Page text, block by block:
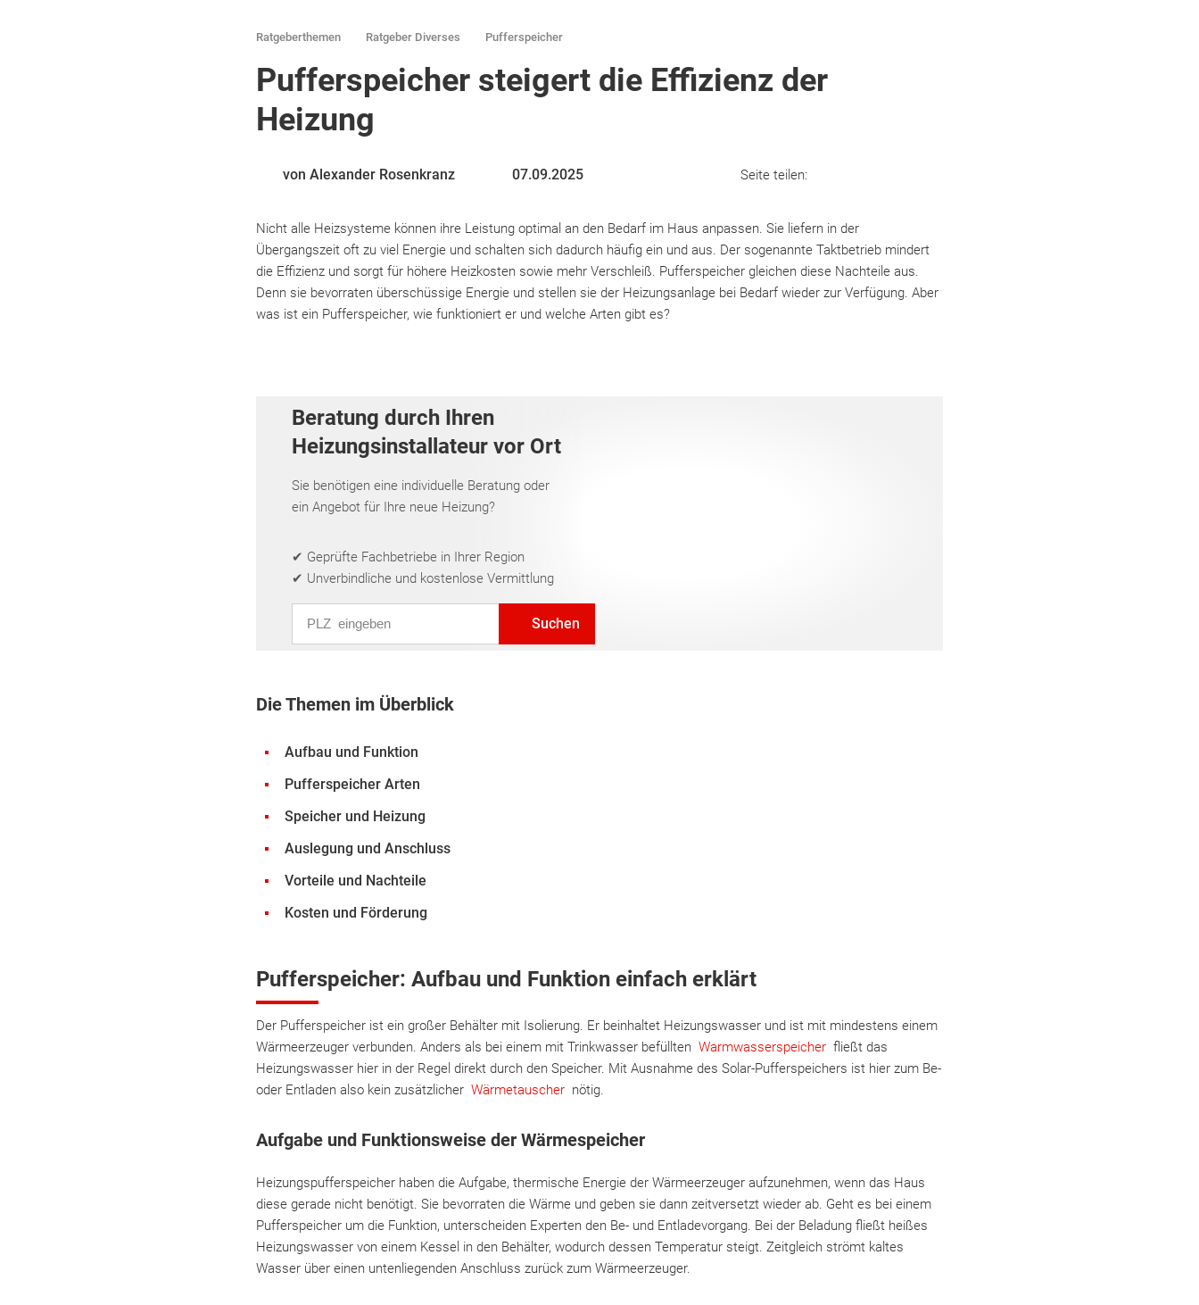
Ratgeberthemen Ratgeber Diverses Pufferspeicher
Pufferspeicher steigert die Effizienz der
Heizung
von Alexander Rosenkranz 07.09.2025 Seite teilen:
Nicht alle Heizsysteme können ihre Leistung optimal an den Bedarf im Haus anpassen. Sie liefern in der
Übergangszeit oft zu viel Energie und schalten sich dadurch häufig ein und aus. Der sogenannte Taktbetrieb mindert
die Effizienz und sorgt für höhere Heizkosten sowie mehr Verschleiß. Pufferspeicher gleichen diese Nachteile aus.
Denn sie bevorraten überschüssige Energie und stellen sie der Heizungsanlage bei Bedarf wieder zur Verfügung. Aber
was ist ein Pufferspeicher, wie funktioniert er und welche Arten gibt es?
Beratung durch Ihren
Heizungsinstallateur vor Ort
Sie benötigen eine individuelle Beratung oder
ein Angebot für Ihre neue Heizung?
✔ Geprüfte Fachbetriebe in Ihrer Region
✔ Unverbindliche und kostenlose Vermittlung
Suchen
Die Themen im Überblick
Aufbau und Funktion
Pufferspeicher Arten
Speicher und Heizung
Auslegung und Anschluss
Vorteile und Nachteile
Kosten und Förderung
Pufferspeicher: Aufbau und Funktion einfach erklärt
Der Pufferspeicher ist ein großer Behälter mit Isolierung. Er beinhaltet Heizungswasser und ist mit mindestens einem
Wärmeerzeuger verbunden. Anders als bei einem mit Trinkwasser befüllten Warmwasserspeicher fließt das
Heizungswasser hier in der Regel direkt durch den Speicher. Mit Ausnahme des Solar-Pufferspeichers ist hier zum Be-
oder Entladen also kein zusätzlicher Wärmetauscher nötig.
Aufgabe und Funktionsweise der Wärmespeicher
Heizungspufferspeicher haben die Aufgabe, thermische Energie der Wärmeerzeuger aufzunehmen, wenn das Haus
diese gerade nicht benötigt. Sie bevorraten die Wärme und geben sie dann zeitversetzt wieder ab. Geht es bei einem
Pufferspeicher um die Funktion, unterscheiden Experten den Be- und Entladevorgang. Bei der Beladung fließt heißes
Heizungswasser von einem Kessel in den Behälter, wodurch dessen Temperatur steigt. Zeitgleich strömt kaltes
Wasser über einen untenliegenden Anschluss zurück zum Wärmeerzeuger.